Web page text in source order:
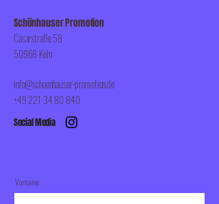
Schönhauser Promotion
Cäsarstraße 58
50968 Köln
info@schoenhauser-promotion.de
+49 221 34 80 840
Social Media
Vorname